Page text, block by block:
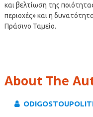
και βελτίωση της
περιοχές» και η
Πράσινο Ταμείο.
About The